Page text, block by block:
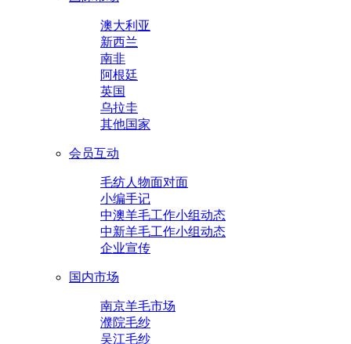
澳大利亚
新西兰
南非
阿根廷
英国
乌拉圭
其他国家
会员互动
毛纺人物面对面
小编手记
中澳羊毛工作小组动态
中新羊毛工作小组动态
企业宣传
国内市场
南京羊毛市场
濮院毛纱
吴江毛纱